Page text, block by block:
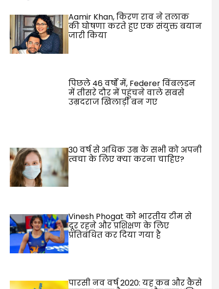
Aamir Khan, किरण राव ने तलाक
की घोषणा करते हुए एक संयुक्त बयान
जारी किया
पिछले 46 वर्षों में, Federer विंबलडन
में तीसरे दौर में पहुंचने वाले सबसे
उम्रदराज खिलाड़ी बन गए
30 वर्ष से अधिक उम्र के सभी को अपनी
त्वचा के लिए क्या करना चाहिए?
Vinesh Phogat को भारतीय टीम से
दूर रहने और प्रशिक्षण के लिए
प्रतिबंधित कर दिया गया है
पारसी नव वर्ष 2020: यह कब और कैसे